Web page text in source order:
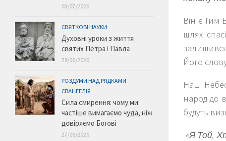
Він є Тим
шлях
Його
Наш
народ до
будуть
«Я Той,
03/07/2026
СВЯТКОВІ НАУКИ
Духовні уроки з життя
святих Петра і Павла
28/06/2026
РОЗДУМИ НАД РЯДКАМИ
ЄВАНГЕЛІЯ
Сила смирення: чому ми
частіше вимагаємо чуда, ніж
довіряємо Богові
27/06/2026